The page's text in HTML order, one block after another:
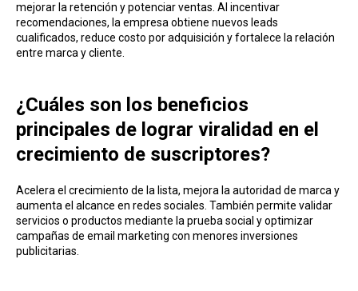
mejorar la retención y potenciar ventas. Al incentivar
recomendaciones, la empresa obtiene nuevos leads
cualificados, reduce costo por adquisición y fortalece la relación
entre marca y cliente.
¿Cuáles son los beneficios
principales de lograr viralidad en el
crecimiento de suscriptores?
Acelera el crecimiento de la lista, mejora la au toridad de marca y
aumenta el alcance en redes sociales. También permite validar
servicios o productos mediante la prueba social y optimizar
campañas de email marketing con menores inversiones
publicitarias.